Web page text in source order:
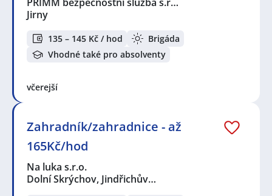
Jirny
135 – 145 Kč / hod
Brigáda
Vhodné také pro absolventy
včerejší
Zahradník/zahradnice - až
165Kč/hod
Na luka s.r.o.
Dolní Skrýchov, Jindřichův…